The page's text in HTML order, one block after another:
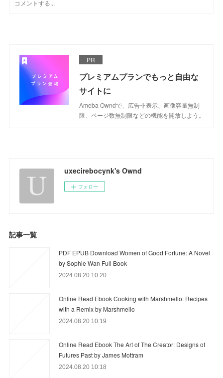
PR
プレミアムプランでもっと自由な
サイトに
Ameba Owndで、広告非表示、画像容量無制
限、ページ数無制限などの機能を開放しよう。
uxecirebocynk's Ownd
フォロー
記事一覧
PDF EPUB Download Women of Good Fortune: A Novel
by Sophie Wan Full Book
2024.08.20 10:20
Online Read Ebook Cooking with Marshmello: Recipes
with a Remix by Marshmello
2024.08.20 10:19
Online Read Ebook The Art of The Creator: Designs of
Futures Past by James Mottram
2024.08.20 10:18